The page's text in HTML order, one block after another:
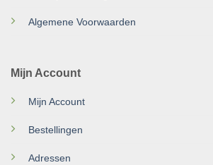
Algemene Voorwaarden
Mijn Account
Mijn Account
Bestellingen
Adressen